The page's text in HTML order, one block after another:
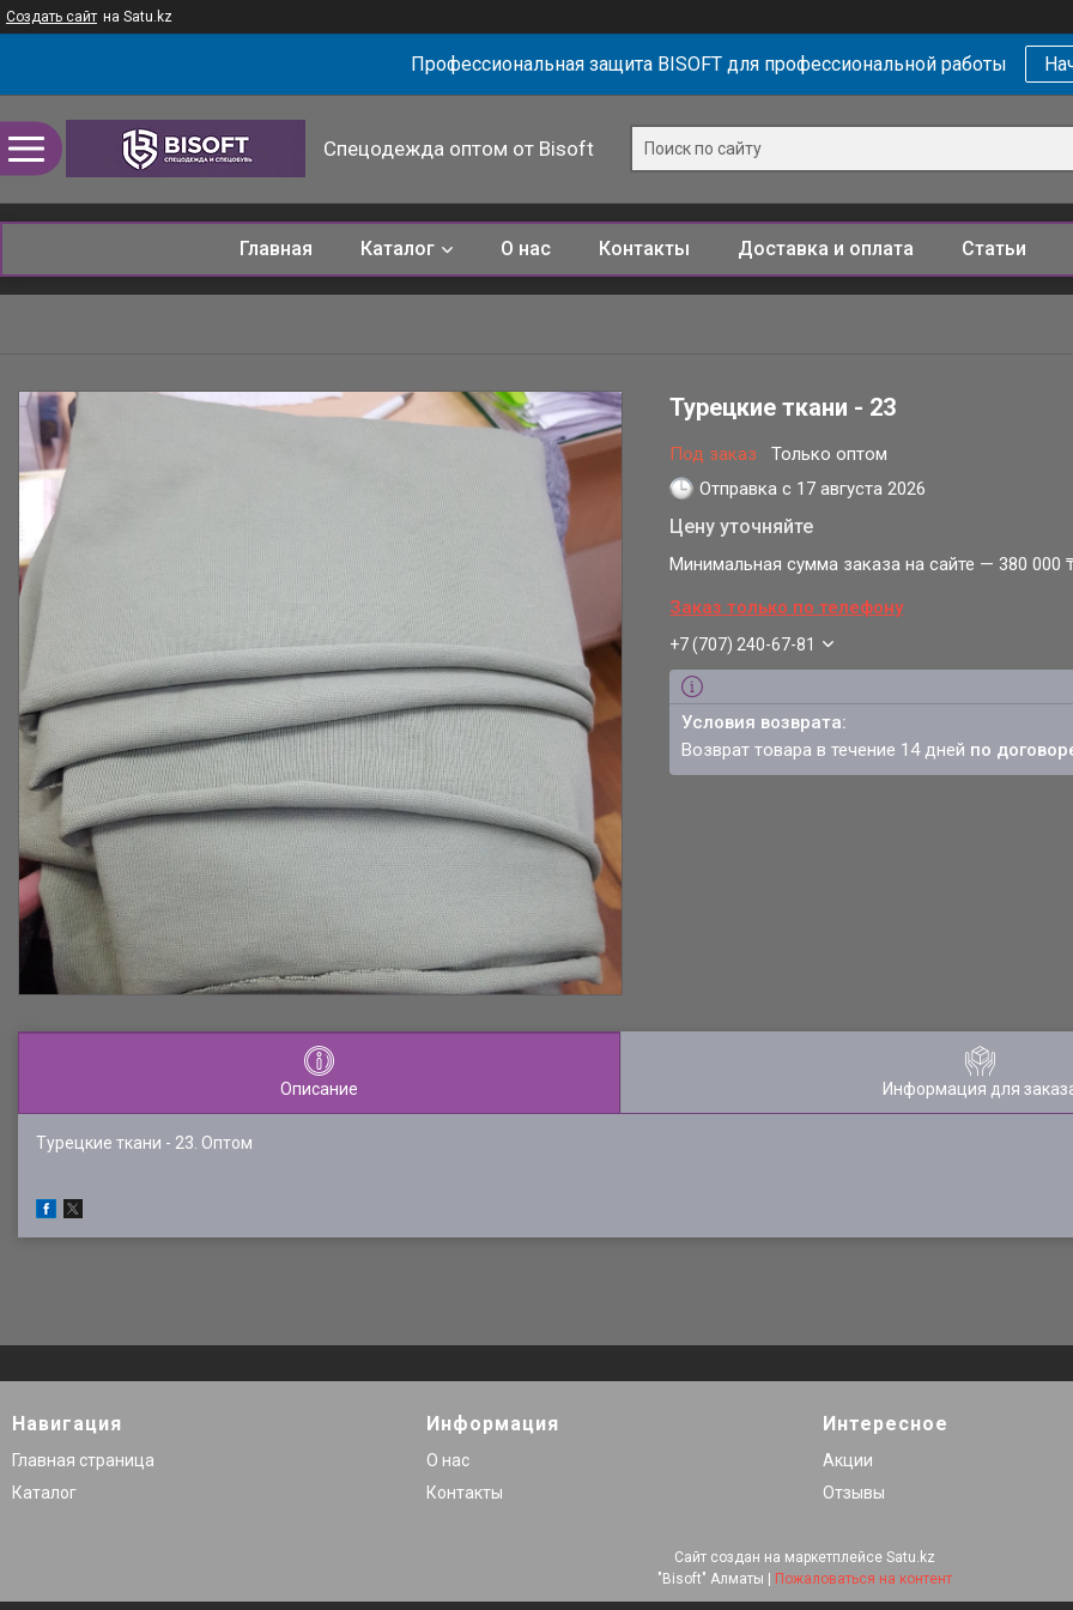
Создать сайт на Satu.kz
Профессиональная защита BISOFT для профессиональной работы
Спецодежда оптом от Bisoft
Главная Каталог О нас Контакты Доставка и оплата Статьи
Турецкие ткани - 23
Под заказ
Только оптом
Отправка с 17 августа 2026
Цену уточняйте
Минимальная сумма заказа на сайте — 380 000
Заказ только по телефону
+7 (707) 240-67-81
возврат товара в течение 14 дней по
Описание Информация для
Турецкие ткани - 23. Оптом
Навигация
Главная страница
Каталог
Информация
О нас
Контакты
Интересное
Акции
Отзывы
Сайт создан на маркетплейсе Satu.kz
Пожаловаться на контент